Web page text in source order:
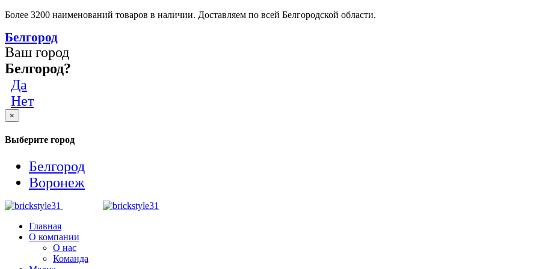
Более 3200 наименований товаров в наличии. Доставляем по всей Белгородской области.
Белгород
Ваш город
Белгород?
Да
Нет
×
Выберите город
Белгород
Воронеж
Главная
О компании
О нас
Команда